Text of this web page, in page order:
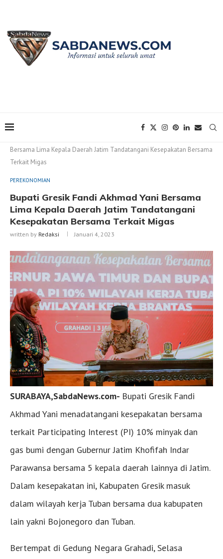
Bersama Lima Kepala Daerah Jatim Tandatangani Kesepakatan Bersama
Terkait Migas
PEREKONOMIAN
Bupati Gresik Fandi Akhmad Yani Bersama
Lima Kepala Daerah Jatim Tandatangani
Kesepakatan Bersama Terkait Migas
written by Redaksi Januari 4, 2023
SURABAYA,SabdaNews.com- Bupati Gresik Fandi
Akhmad Yani menadatangani kesepakatan bersama
terkait Participating Interest (PI) 10% minyak dan
gas bumi dengan Gubernur Jatim Khofifah Indar
Parawansa bersama 5 kepala daerah lainnya di Jatim.
Dalam kesepakatan ini, Kabupaten Gresik masuk
dalam wilayah kerja Tuban bersama dua kabupaten
lain yakni Bojonegoro dan Tuban.
Bertempat di Gedung Negara Grahadi, Selasa